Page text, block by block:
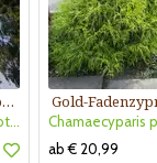
Hänge-Nootkazypresse
Chamaecyparis nootkatensis 'Pendula'
Gold-
ab € 20,99